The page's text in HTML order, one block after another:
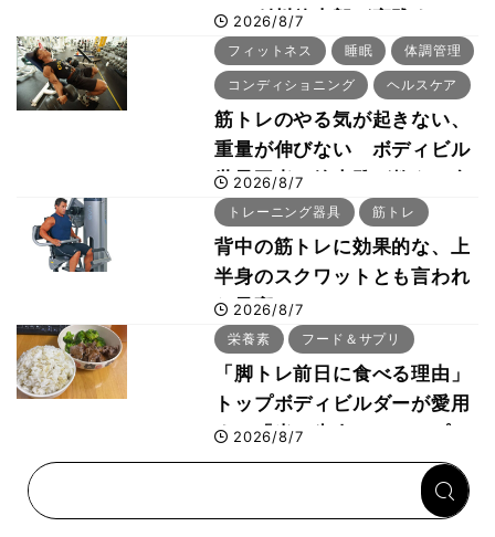
ー・刈川啓志郎が実践する
「回復習慣」
2026/8/7
フィットネス 睡眠 体調管理
コンディショニング ヘルスケア
筋トレのやる気が起きない、
重量が伸びない ボディビル
世界王者・鈴木雅が教える食
事・睡眠・呼吸の整え方
2026/8/7
トレーニング器具 筋トレ
背中の筋トレに効果的な、上
半身のスクワットとも言われ
た最高マシン“ノーチラス・
プルオーバーマシン”とは？
2026/8/7
栄養素 フード＆サプリ
「脚トレ前日に食べる理由」
トップボディビルダーが愛用
する「米＋牛肉」のシンプル
回復メシとは？
2026/8/7